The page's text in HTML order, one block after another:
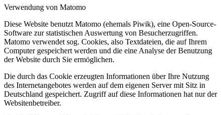
Verwendung von Matomo
Diese Website benutzt Matomo (ehemals Piwik), eine Open-Source-
Software zur statistischen Auswertung von Besucherzugriffen.
Matomo verwendet sog. Cookies, also Textdateien, die auf Ihrem
Computer gespeichert werden und die eine Analyse der Benutzung
der Website durch Sie ermöglichen.
Die durch das Cookie erzeugten Informationen über Ihre Nutzung
des Internetangebotes werden auf dem eigenen Server mit Sitz in
Deutschland gespeichert. Zugriff auf diese Informationen hat nur der
Websitenbetreiber.